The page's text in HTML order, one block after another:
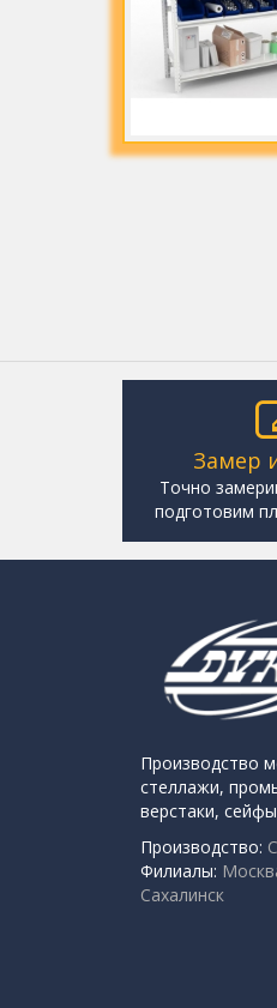
Замер
Точно
подготовим
Производство
стеллажи,
верстаки,
Производство:
Филиалы:
Сахалинск